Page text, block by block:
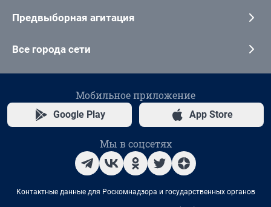
Предвыборная агитация
Все города сети
Мобильное приложение
Google Play App Store
Мы в соцсетях
Контактные данные для Роскомнадзора и государственных органов